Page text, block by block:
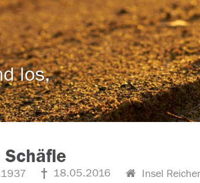
los,
Schäfle
18.05.2016 Insel